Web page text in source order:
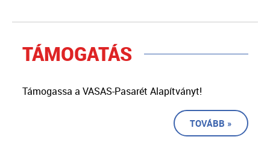
TÁMOGATÁS
Támogassa a VASAS-Pasarét Alapítványt!
TOVÁBB »